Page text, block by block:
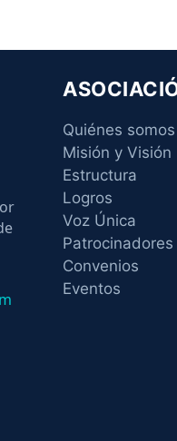
Quiénes somos
Misión y Visión
Estructura
Logros
Voz Única
Patrocinadores
Convenios
Eventos